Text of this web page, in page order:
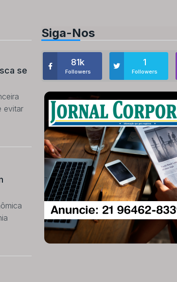
se
evitar
Siga-Nos
81k
Followers
1
Followers